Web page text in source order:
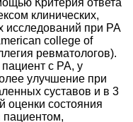
Критерия ответа
клинических,
исследований при РА
сollege of
ревматологов).
с РА, у
улучшение при
суставов и в 3
оценки состояния
пациентом,